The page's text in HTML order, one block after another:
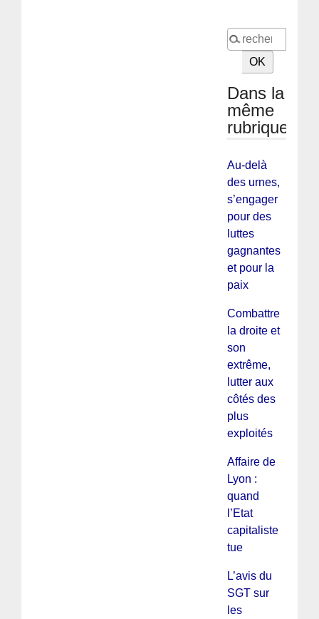
Dans la
même
rubrique
Au-delà
des urnes,
s’engager
pour des
luttes
gagnantes
et pour la
paix
Combattre
la droite et
son
extrême,
lutter aux
côtés des
plus
exploités
Affaire de
Lyon :
quand
l’Etat
capitaliste
tue
L’avis du
SGT sur
les